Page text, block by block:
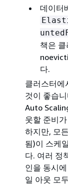
데이터
책은
다.
클러스터에
것이 좋습
Auto
웃할 준비
하지만, 모
됨)이 스케
다. 여러 정
인을 동시
일 아웃 모